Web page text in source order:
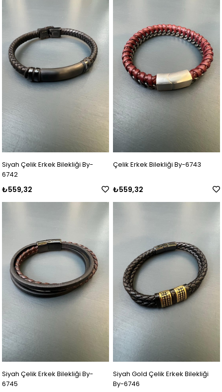
Siyah Çelik Erkek Bilekliği By-
6742
₺559,32
Çelik Erkek Bilekliği By-6743
₺559,32
Siyah Çelik Erkek Bilekliği By-
6745
Siyah Gold Çelik Erkek Bilekliği
By-6746